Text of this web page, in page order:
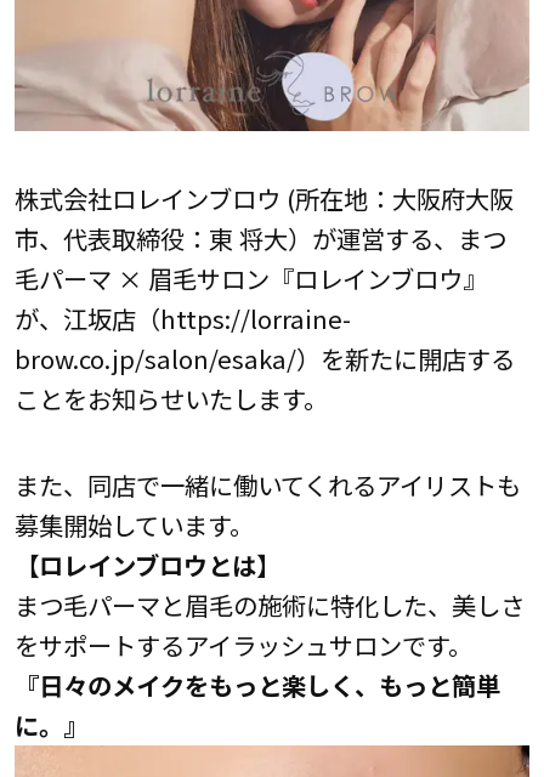
株式会社ロレインブロウ (所在地：大阪府大阪
市、代表取締役：東 将大）が運営する、まつ
毛パーマ × 眉毛サロン『ロレインブロウ』
が、江坂店（https://lorraine-
brow.co.jp/salon/esaka/）を新たに開店する
ことをお知らせいたします。
また、同店で一緒に働いてくれるアイリストも
募集開始しています。
【ロレインブロウとは】
まつ毛パーマと眉毛の施術に特化した、美しさ
をサポートするアイラッシュサロンです。
『日々のメイクをもっと楽しく、もっと簡単
に。』